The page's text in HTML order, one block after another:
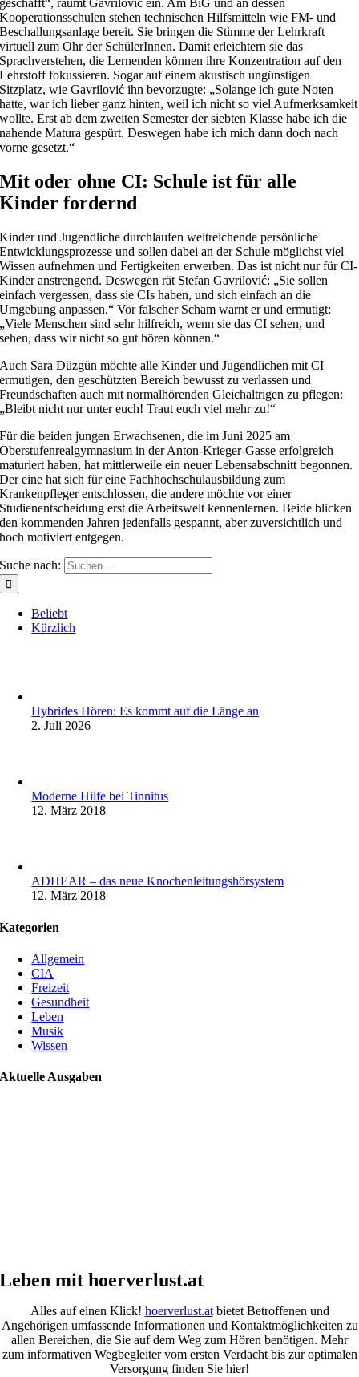
geschafft“, räumt Gavrilović ein. Am BiG und an dessen
Kooperationsschulen stehen technischen Hilfsmitteln wie FM- und
Beschallungsanlage bereit. Sie bringen die Stimme der Lehrkraft
virtuell zum Ohr der SchülerInnen. Damit erleichtern sie das
Sprachverstehen, die Lernenden können ihre Konzentration auf den
Lehrstoff fokussieren. Sogar auf einem akustisch ungünstigen
Sitzplatz, wie Gavrilović ihn bevorzugte: „Solange ich gute Noten
hatte, war ich lieber ganz hinten, weil ich nicht so viel Aufmerksamkeit
wollte. Erst ab dem zweiten Semester der siebten Klasse habe ich die
nahende Matura gespürt. Deswegen habe ich mich dann doch nach
vorne gesetzt.“
Mit oder ohne CI: Schule ist für alle
Kinder fordernd
Kinder und Jugendliche durchlaufen weitreichende persönliche
Entwicklungsprozesse und sollen dabei an der Schule möglichst viel
Wissen aufnehmen und Fertigkeiten erwerben. Das ist nicht nur für CI-
Kinder anstrengend. Deswegen rät Stefan Gavrilović: „Sie sollen
einfach vergessen, dass sie CIs haben, und sich einfach an die
Umgebung anpassen.“ Vor falscher Scham warnt er und ermutigt:
„Viele Menschen sind sehr hilfreich, wenn sie das CI sehen, und
sehen, dass wir nicht so gut hören können.“
Auch Sara Düzgün möchte alle Kinder und Jugendlichen mit CI
ermutigen, den geschützten Bereich bewusst zu verlassen und
Freundschaften auch mit normalhörenden Gleichaltrigen zu pflegen:
„Bleibt nicht nur unter euch! Traut euch viel mehr zu!“
Für die beiden jungen Erwachsenen, die im Juni 2025 am
Oberstufenrealgymnasium in der Anton-Krieger-Gasse erfolgreich
maturiert haben, hat mittlerweile ein neuer Lebensabschnitt begonnen.
Der eine hat sich für eine Fachhochschulausbildung zum
Krankenpfleger entschlossen, die andere möchte vor einer
Studienentscheidung erst die Arbeitswelt kennenlernen. Beide blicken
den kommenden Jahren jedenfalls gespannt, aber zuversichtlich und
hoch motiviert entgegen.
Suche nach:
Beliebt
Kürzlich
Hybrides Hören: Es kommt auf die Länge an
2. Juli 2026
Moderne Hilfe bei Tinnitus
12. März 2018
ADHEAR – das neue Knochenleitungshörsystem
12. März 2018
Kategorien
Allgemein
CIA
Freizeit
Gesundheit
Leben
Musik
Wissen
Aktuelle Ausgaben
Leben mit hoerverlust.at
Alles auf einen Klick! hoerverlust.atbietet Betroffenen und
Angehörigen umfassende Informationen und Kontaktmöglichkeiten zu
allen Bereichen, die Sie auf dem Weg zum Hören benötigen. Mehr
zum informativen Wegbegleiter vom ersten Verdacht bis zur optimalen
Versorgung finden Sie hier!